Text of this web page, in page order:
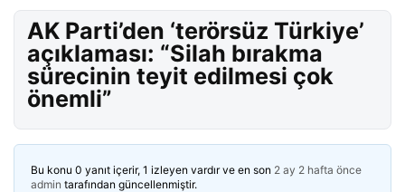
AK Parti’den ‘terörsüz Türkiye’
açıklaması: “Silah bırakma
sürecinin teyit edilmesi çok
önemli”
Bu konu 0 yanıt içerir, 1 izleyen vardır ve en son 2 ay 2 hafta önce
admin tarafından güncellenmiştir.